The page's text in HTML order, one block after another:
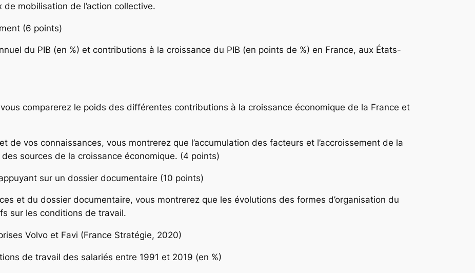
mobilisation de l’action collective.
(6 points)
du PIB (en %) et contributions à la croissance du PIB (en points de %) en France, aux États-
comparerez le poids des différentes contributions à la croissance économique de la France et
de vos connaissances, vous montrerez que l’accumulation des facteurs et l’accroissement de la
sources de la croissance économique. (4 points)
sur un dossier documentaire (10 points)
et du dossier documentaire, vous montrerez que les évolutions des formes d’organisation du
sur les conditions de travail.
Volvo et Favi (France Stratégie, 2020)
de travail des salariés entre 1991 et 2019 (en %)